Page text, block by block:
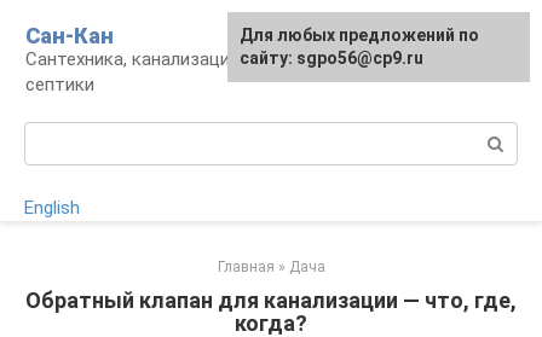
контенту
Сан-Кан
Сантехника, канализация, водопровод,
септики
English
Главная » Дача
Обратный клапан для канализации — что, где,
когда?
Для любых предложений по
сайту: sgpo56@cp9.ru